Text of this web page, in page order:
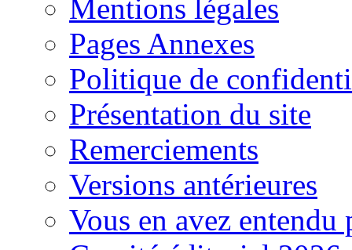
Mentions légales
Pages Annexes
Politique de
Présentation du site
Remerciements
Versions antérieures
Vous en avez entendu